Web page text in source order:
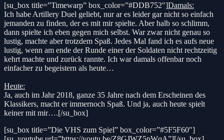
[su_box title=”Timewarp” box_color=”#DDB752″]Damals:
Ich habe Artillery Duel geliebt, nur ar es leider gar nicht so einfach
jemanden zu finden, der es mit mir spielte. Aber halb so schlimm,
dann spielte ich eben gegen mich selbst. War zwar nicht genau so
lustig, machte aber trotzdem Spaß. Jedes Mal fand ich es aufs neue
lustig, wenn am ende der Runde einer der Soldaten nicht rechtzeitig
kehrt machte und zurück rannte. Ich war damals offenbar noch
einfacher zu begeistern als heute…
Heute:
Ja, auch im Jahr 2018, ganze 35 Jahre nach dem Erscheinen des
Klassikers, macht er immernoch Spaß. Und ja, auch heute spielt
keiner mit mir….[/su_box]
[su_box title=”Die VHS zum Spiel” box_color=”#5F5F60″]